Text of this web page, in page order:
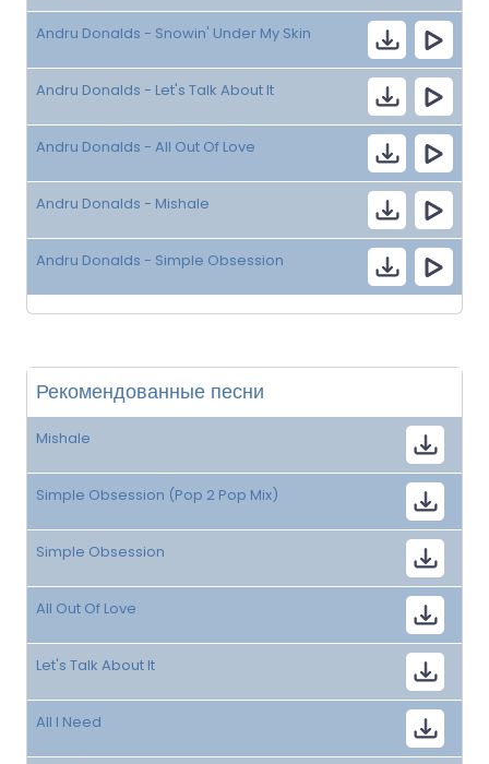
Andru Donalds - Snowin' Under My Skin
Andru Donalds - Let's Talk About It
Andru Donalds - All Out Of Love
Andru Donalds - Mishale
Andru Donalds - Simple Obsession
Рекомендованные песни
Mishale
Simple Obsession (Pop 2 Pop Mix)
Simple Obsession
All Out Of Love
Let's Talk About It
All I Need